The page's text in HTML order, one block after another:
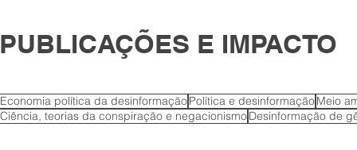
PUBLICAÇÕES E IMPACTO
Economia política da desinformaçãoPolítica e desinformaçãoMeio
Ciência, teorias da conspiração e negacionismoDesinformação de